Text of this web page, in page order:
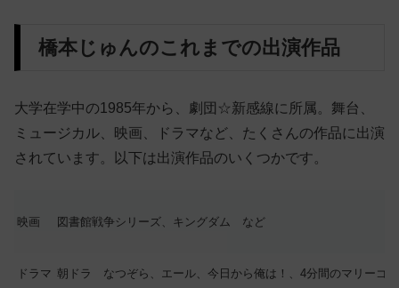
橋本じゅんのこれまでの出演作品
大学在学中の1985年から、劇団☆新感線に所属。舞台、
ミュージカル、映画、ドラマなど、たくさんの作品に出演
されています。以下は出演作品のいくつかです。
映画 図書館戦争シリーズ、キングダム など
ドラマ 朝ドラ なつぞら、エール、今日から俺は！、4分間のマリーゴ